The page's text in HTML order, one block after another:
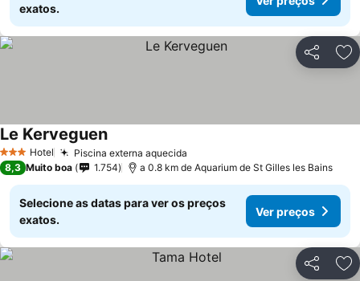
exatos.
Partilhar
3 EstrelasHotel Piscina externa aquecida
Le Kerveguen
8,3 Muito boa 1.754 a 0.8 km de Aquarium de St Gilles les Bains
Selecione as datas para ver os preços
exatos.
Ver preços
Partilhar